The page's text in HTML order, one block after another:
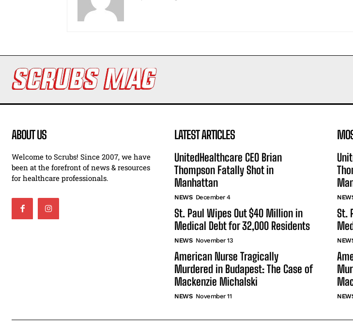
ABOUT US
Welcome to Scrubs! Since 2007, we have
been at the forefront of news & resources
for healthcare professionals.
LATEST ARTICLES
UnitedHealthcare CEO Brian
Thompson Fatally Shot in
Manhattan
NEWS December 4
St. Paul Wipes Out $40 Million in
Medical Debt for 32,000 Residents
NEWS November 13
American Nurse Tragically
Murdered in Budapest: The Case of
Mackenzie Michalski
NEWS November 11
St.